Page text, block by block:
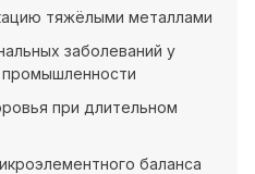
тяжёлыми металлами
заболеваний у
промышленности
при длительном
баланса